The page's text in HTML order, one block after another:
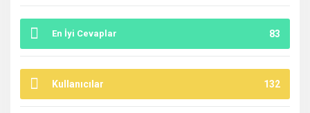
En İyi Cevaplar 83
Kullanıcılar 132